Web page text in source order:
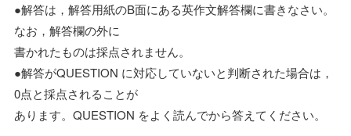
●解答は，解答用紙のB面にある英作文解答欄に書きなさい。
なお，解答欄の外に
書かれたものは採点されません。
●解答がQUESTION に対応していないと判断された場合は，
0点と採点されることが
あります。QUESTION をよく読んでから答えてください。